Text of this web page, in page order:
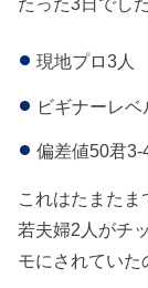
現地プロ3人
ビギナーレベ
偏差値50君3-
これはたまた
若夫婦2人がチ
モにされていた